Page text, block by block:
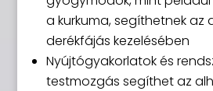
a kurkuma, segíthetnek az
derékfájás kezelésében
Nyújtógyakorlatok és
testmozgás segíthet az